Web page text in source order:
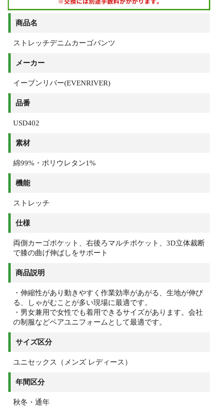
商品名
ストレッチデニムカーゴパンツ
メーカー
イーブンリバー(EVENRIVER)
品番
USD402
素材
綿99%・ポリウレタン1%
機能
ストレッチ
仕様
両側カーゴポケット、右後ろマルチポケット、3D立体裁断
で膝の曲げ伸ばしをサポート
商品説明
・伸縮性があり動きやすく作業効率があがる、生地が伸び
る、しゃがむことが多い現場に最適です。
・男女兼用で女性でも着用できるサイズがあります。会社
の制服などペアユニフォームとして最適です。
サイズ区分
ユニセックス（メンズ レディース）
年間区分
秋冬・通年